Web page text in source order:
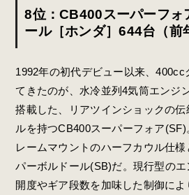
8位：CB400スーパーフォ
ール［ホンダ］644台（前
1992年の初代デビュー以来、400cc
てきたのが、水冷並列4気筒エンジ
搭載した、リアツインショックの
ルを持つCB400スーパーフォア
レームマウントのハーフカウル仕
パーボルドール(SB)だ。現行型の
開度やギア段数を加味した制御に